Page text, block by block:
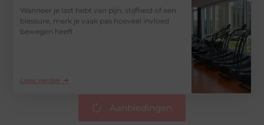
Wanneer je last hebt van pijn, stijfheid of een
blessure, merk je vaak pas hoeveel invloed
bewegen heeft
Lees verder ➜
Aanbiedingen